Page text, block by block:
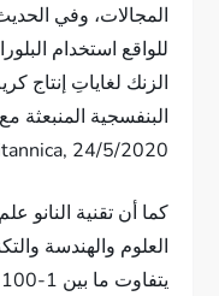
المجالات، وفي
للواقع استخدام
الزنك لغاياتِ إنتاج
البنفسجية
24/5/2020.
كما أن تقنية النانو
العلوم والهندسة